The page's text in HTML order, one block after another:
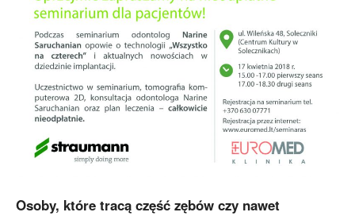
Osoby, które tracą część zębów czy nawet